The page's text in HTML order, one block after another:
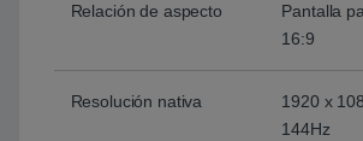
Relación de aspecto
Pantalla
16:9
Resolución nativa
1920 x
144Hz